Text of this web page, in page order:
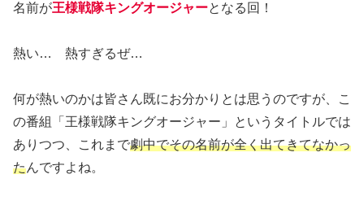
名前が王様戦隊キングオージャーとなる回！
熱い… 熱すぎるぜ…
何が熱いのかは皆さん既にお分かりとは思うのですが、こ
の番組「王様戦隊キングオージャー」というタイトルでは
ありつつ、これまで劇中でその名前が全く出てきてなかっ
たんですよね。